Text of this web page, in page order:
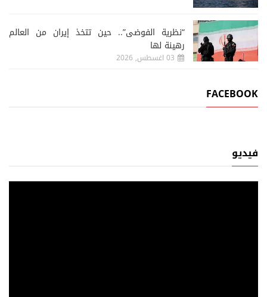
“نظرية الفوضى”.. حين تتخذ إيران من العالم
رهينة لها
03 اغسطس, 2026
FACEBOOK
فيديو